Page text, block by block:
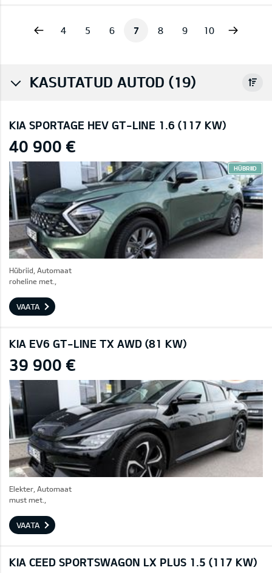
4 5 6 7 8 9 10
KASUTATUD AUTOD (19)
KIA SPORTAGE HEV GT-LINE 1.6 (117 KW)
40 900 €
HÜBRIID
Hübriid, Automaat
roheline met.,
VAATA
KIA EV6 GT-LINE TX AWD (81 KW)
39 900 €
Elekter, Automaat
must met.,
VAATA
KIA CEED SPORTSWAGON LX PLUS 1.5 (117 KW)